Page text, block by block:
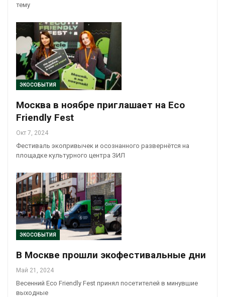
тему
ЭКОСОБЫТИЯ
Москва в ноябре приглашает на Eco
Friendly Fest
Окт 7, 2024
Фестиваль экопривычек и осознанного развернётся на
площадке культурного центра ЗИЛ
ЭКОСОБЫТИЯ
В Москве прошли экофестивальные дни
Май 21, 2024
Весенний Eco Friendly Fest принял посетителей в минувшие
выходные